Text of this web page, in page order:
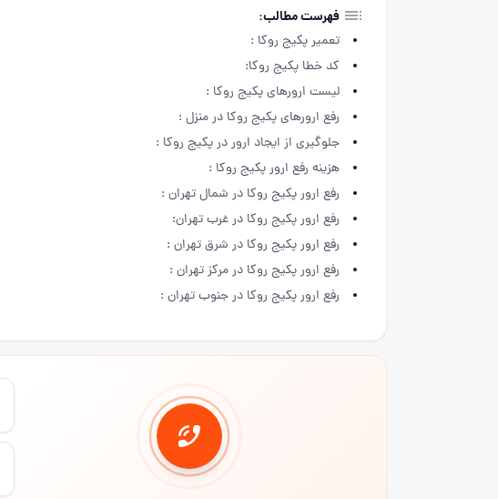
ماشین لباسشویی
خدمات داکت اسپلیت
فهرست مطالب:
تعمیر پکیج روکا :
کد خطا پکیج روکا:
لیست ارورهای پکیج روکا :
رفع ارورهای پکیج روکا در منزل :
جلوگیری از ایجاد ارور در پکیج روکا :
هزینه رفع ارور پکیج روکا :
رفع ارور پکیج روکا در شمال تهران :
رفع ارور پکیج روکا در غرب تهران:
رفع ارور پکیج روکا در شرق تهران :
رفع ارور پکیج روکا در مرکز تهران :
رفع ارور پکیج روکا در جنوب تهران :